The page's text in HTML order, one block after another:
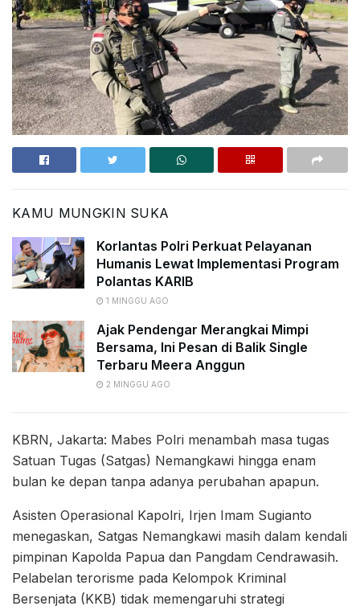
KAMU MUNGKIN SUKA
Korlantas Polri Perkuat Pelayanan
Humanis Lewat Implementasi Program
Polantas KARIB
1 MINGGU AGO
Ajak Pendengar Merangkai Mimpi
Bersama, Ini Pesan di Balik Single
Terbaru Meera Anggun
2 MINGGU AGO
KBRN, Jakarta: Mabes Polri menambah masa tugas
Satuan Tugas (Satgas) Nemangkawi hingga enam
bulan ke depan tanpa adanya perubahan apapun.
Asisten Operasional Kapolri, Irjen Imam Sugianto
menegaskan, Satgas Nemangkawi masih dalam kendali
pimpinan Kapolda Papua dan Pangdam Cendrawasih.
Pelabelan terorisme pada Kelompok Kriminal
Bersenjata (KKB) tidak memengaruhi strategi